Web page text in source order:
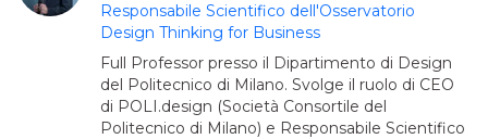
Responsabile Scientifico dell'Osservatorio
Design Thinking for Business
Full Professor presso il Dipartimento di Design
del Politecnico di Milano. Svolge il ruolo di CEO
di POLI.design (Società Consortile del
Politecnico di Milano) e Responsabile Scientifico